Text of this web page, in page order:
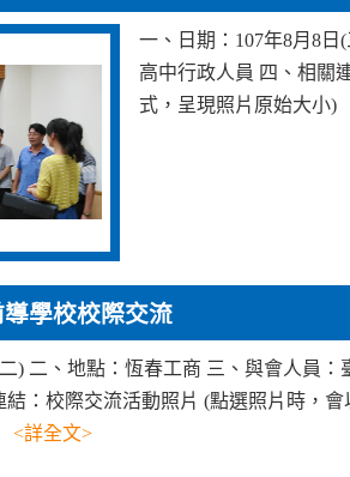
一、日期：107年8月8
高中行政人員 四、相關
式，呈現照片原始大小)
導學校校際交流
) 二、地點：恆春工商 三、與會人員：
：校際交流活動照片 (點選照片時，會
<詳全文>